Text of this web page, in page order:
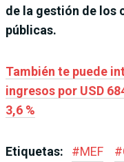
de la gestión de los
públicas.
También te puede
ingresos por USD
3,6 %
Etiquetas: #MEF #